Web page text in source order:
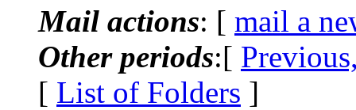
Mail actions: [ mail a
Other periods:[
[ List of Folders ]